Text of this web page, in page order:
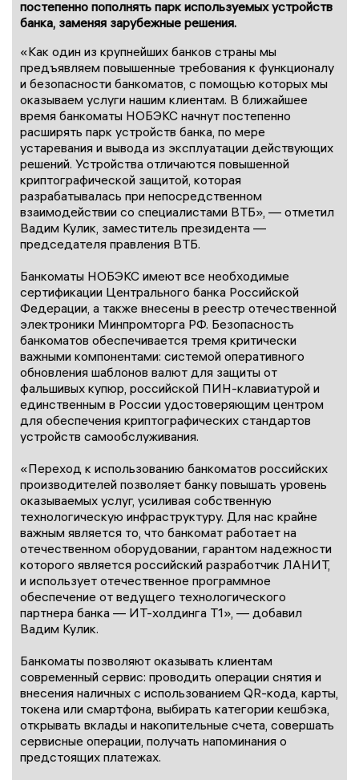
постепенно пополнять парк используемых устройств
банка, заменяя зарубежные решения.
«Как один из крупнейших банков страны мы
предъявляем повышенные требования к функционалу
и безопасности банкоматов, с помощью которых мы
оказываем услуги нашим клиентам. В ближайшее
время банкоматы НОБЭКС начнут постепенно
расширять парк устройств банка, по мере
устаревания и вывода из эксплуатации действующих
решений. Устройства отличаются повышенной
криптографической защитой, которая
разрабатывалась при непосредственном
взаимодействии со специалистами ВТБ», — отметил
Вадим Кулик, заместитель президента —
председателя правления ВТБ.
Банкоматы НОБЭКС имеют все необходимые
сертификации Центрального банка Российской
Федерации, а также внесены в реестр отечественной
электроники Минпромторга РФ. Безопасность
банкоматов обеспечивается тремя критически
важными компонентами: системой оперативного
обновления шаблонов валют для защиты от
фальшивых купюр, российской ПИН-клавиатурой и
единственным в России удостоверяющим центром
для обеспечения криптографических стандартов
устройств самообслуживания.
«Переход к использованию банкоматов российских
производителей позволяет банку повышать уровень
оказываемых услуг, усиливая собственную
технологическую инфраструктуру. Для нас крайне
важным является то, что банкомат работает на
отечественном оборудовании, гарантом надежности
которого является российский разработчик ЛАНИТ,
и использует отечественное программное
обеспечение от ведущего технологического
партнера банка — ИТ-холдинга Т1», — добавил
Вадим Кулик.
Банкоматы позволяют оказывать клиентам
современный сервис: проводить операции снятия и
внесения наличных с использованием QR-кода, карты,
токена или смартфона, выбирать категории кешбэка,
открывать вклады и накопительные счета, совершать
сервисные операции, получать напоминания о
предстоящих платежах.